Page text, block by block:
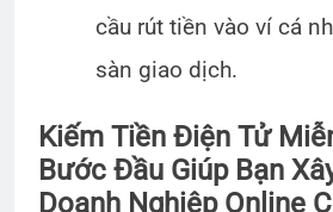
cầu rút tiền vào ví cá
sàn giao dịch.
Kiếm Tiền Điện Tử
Bước Đầu Giúp Bạn
Doanh Nghiệp Online